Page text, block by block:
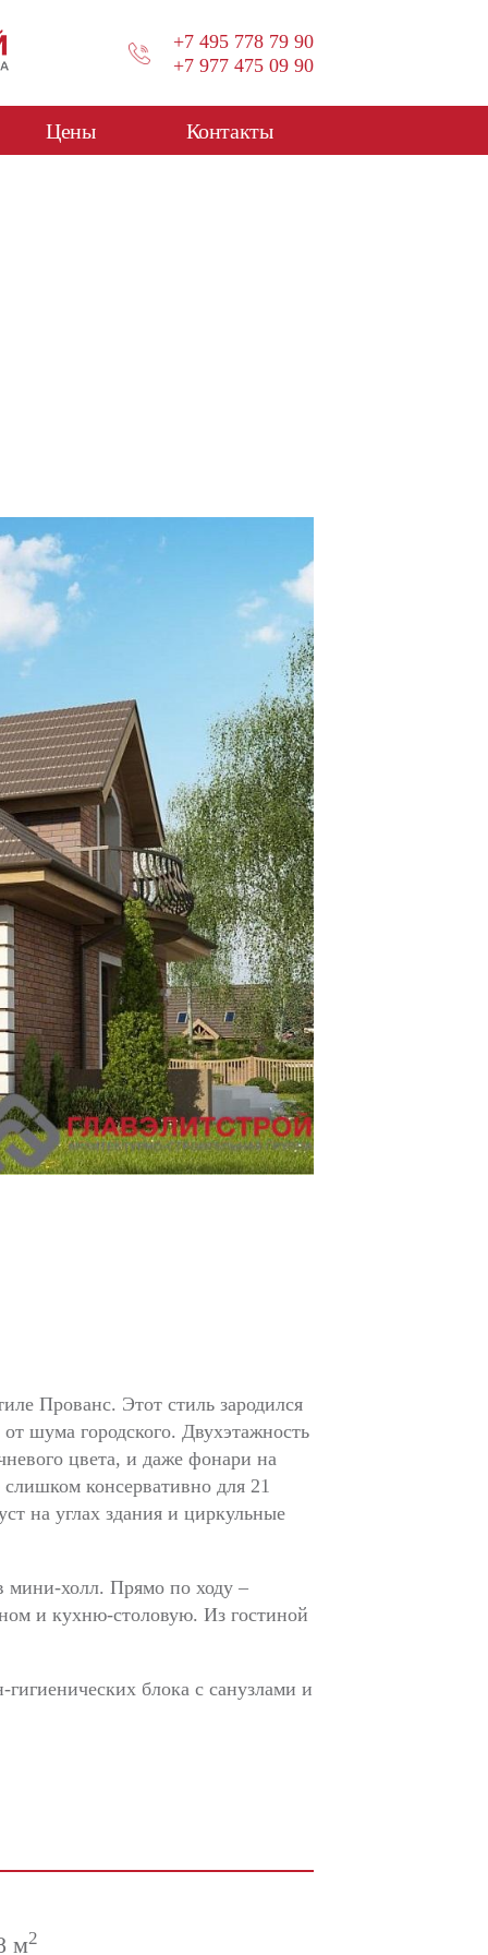
+7 495 778 79 90
+7 977 475 09 90
Цены Контакты
Прованс. Этот стиль зародился
шума городского. Двухэтажность
цвета, и даже фонари на
консервативно для 21
на углах здания и циркульные
мини-холл. Прямо по ходу –
и кухню-столовую. Из гостиной
гигиенических блока с санузлами и
м2